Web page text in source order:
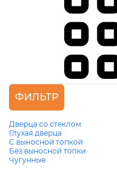
ФИЛЬТР
Дверца со стеклом
Глухая дверца
С выносной топкой
Без выносной топки
Чугунные